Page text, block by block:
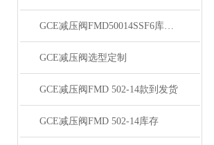
GCE减压阀FMD50014SSF6库存销售
GCE减压阀选型定制
GCE减压阀FMD 502-14款到发货
GCE减压阀FMD 502-14库存